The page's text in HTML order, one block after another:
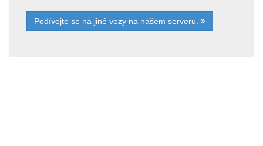
Podívejte se na jiné vozy na našem serveru.